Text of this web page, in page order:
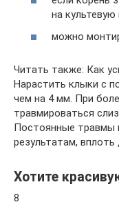
на культевую
можно
Читать также: Как
Нарастить клыки с
чем на 4 мм. При
травмироваться
Постоянные травмы
результатам, вплоть
Хотите
8